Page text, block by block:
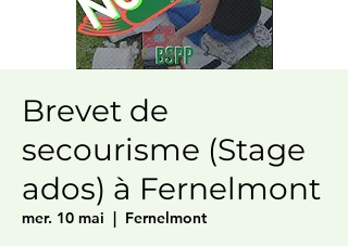
Brevet de
secourisme (Stage
ados) à Fernelmont
mer. 10 mai
  |
Fernelmont